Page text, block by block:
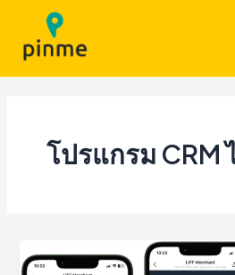
content
โปรแกรม CRM